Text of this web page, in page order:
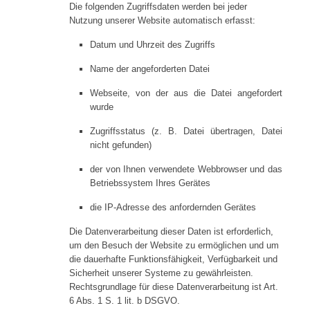
Die folgenden Zugriffsdaten werden bei jeder
Nutzung unserer Website automatisch erfasst:
Datum und Uhrzeit des Zugriffs
Name der angeforderten Datei
Webseite, von der aus die Datei angefordert
wurde
Zugriffsstatus (z. B. Datei übertragen, Datei
nicht gefunden)
der von Ihnen verwendete Webbrowser und das
Betriebssystem Ihres Gerätes
die IP-Adresse des anfordernden Gerätes
Die Datenverarbeitung dieser Daten ist erforderlich,
um den Besuch der Website zu ermöglichen und um
die dauerhafte Funktionsfähigkeit, Verfügbarkeit und
Sicherheit unserer Systeme zu gewährleisten.
Rechtsgrundlage für diese Datenverarbeitung ist Art.
6 Abs. 1 S. 1 lit. b DSGVO.